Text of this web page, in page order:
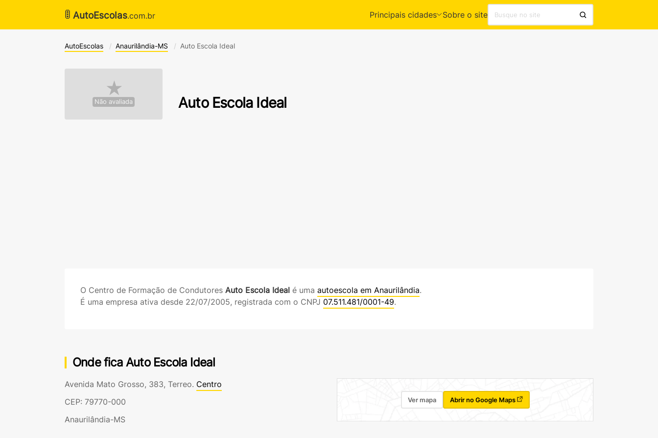
🚦 AutoEscolas.com.br Principais cidades Sobre o site
AutoEscolas Anaurilândia-MS Auto Escola Ideal
★
Não avaliada Auto Escola Ideal
O Centro de Formação de Condutores Auto Escola Ideal é uma autoescola em Anaurilândia.
É uma empresa ativa desde 22/07/2005, registrada com o CNPJ 07.511.481/0001-49.
Onde fica Auto Escola Ideal
Avenida Mato Grosso, 383, Terreo. Centro
CEP: 79770-000
Anaurilândia-MS
Ver mapa Abrir no Google Maps